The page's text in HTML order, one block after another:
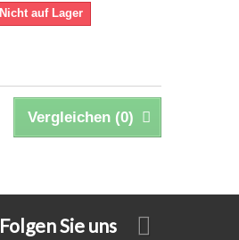
Nicht auf Lager
Vergleichen (0)
Folgen Sie uns